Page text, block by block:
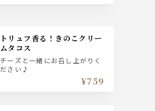
トリュフ香る！きのこクリー
ムタコス
チーズと一緒にお召し上がりく
ださい♪
¥759